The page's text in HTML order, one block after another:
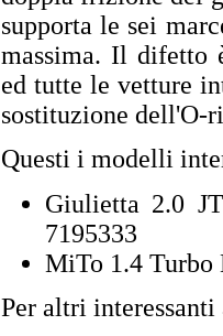
supporta le sei
massima. Il difetto
ed tutte le vetture
sostituzione dell'O-
Questi i modelli
Giulietta 2.0
7195333
MiTo 1.4 Turbo
Per altri